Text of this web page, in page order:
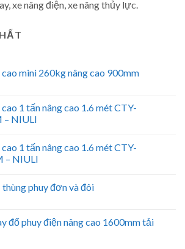
xe nâng điện, xe nâng thủy lực.
cao mini 260kg nâng cao 900mm
1 tấn nâng cao 1.6 mét CTY-
– NIULI
1 tấn nâng cao 1.6 mét CTY-
– NIULI
phuy đơn và đôi
đổ phuy điện nâng cao 1600mm tải